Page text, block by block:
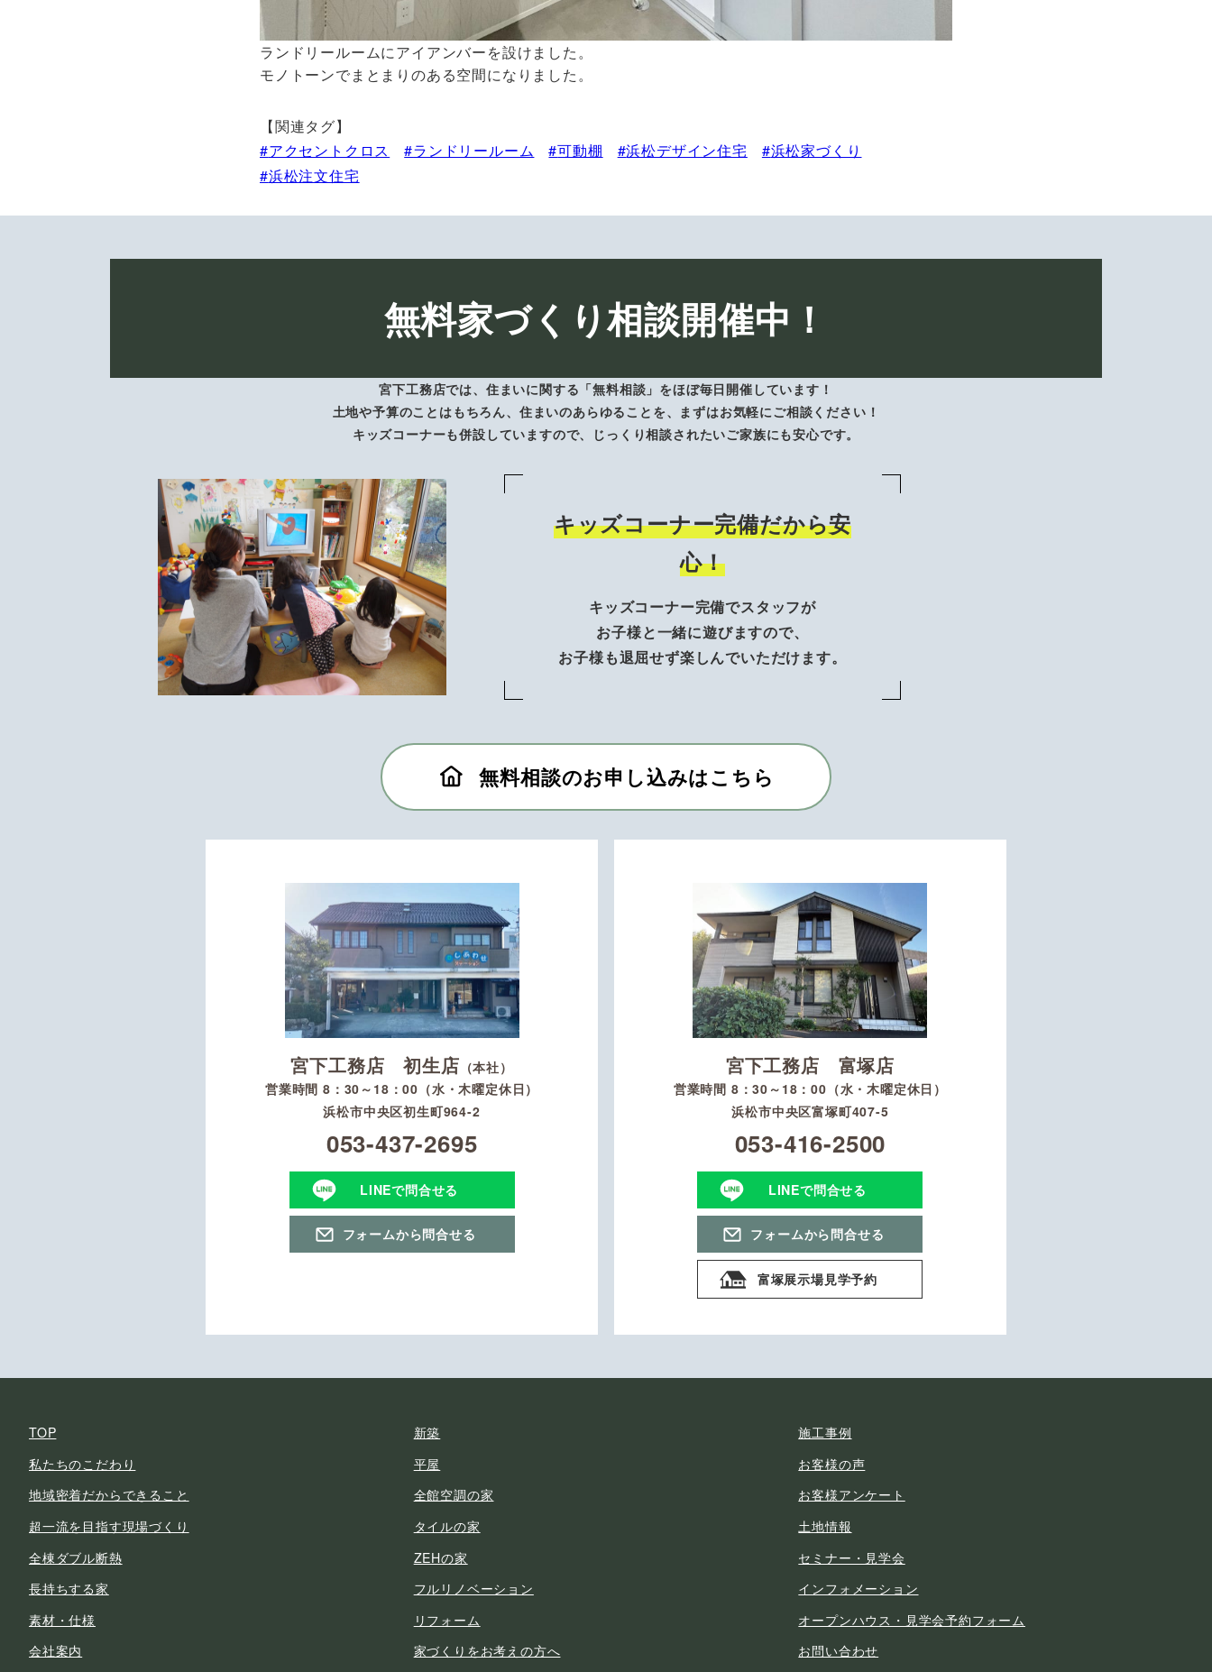
ランドリールームにアイアンバーを設けました。
モノトーンでまとまりのある空間になりました。
【関連タグ】
アクセントクロス
ランドリールーム 可動棚 浜松デザイン住宅
浜松家づくり
浜松注文住宅
無料家づくり相談開催中！
宮下工務店では、住まいに関する「無料相談」をほぼ毎日開催しています！
土地や予算のことはもちろん、住まいのあらゆることを、まずはお気軽にご相談ください！
キッズコーナーも併設していますので、じっくり相談されたいご家族にも安心です。
キッズコーナー完備だから安
心！
キッズコーナー完備でスタッフが
お子様と一緒に遊びますので、
お子様も退屈せず楽しんでいただけます。
無料相談のお申し込みはこちら
宮下工務店 初生店 （本社）
営業時間 8：30～18：00（水・木曜定休日）
浜松市中央区初生町964-2
053-437-2695
LINEで問合せる
フォームから問合せる
宮下工務店 富塚店
営業時間 8：30～18：00（水・木曜定休日）
浜松市中央区富塚町407-5
053-416-2500
LINEで問合せる
フォームから問合せる
富塚展示場見学予約
TOP
私たちのこだわり
地域密着だからできること
超一流を目指す現場づくり
全棟ダブル断熱
長持ちする家
素材・仕様
会社案内
新築
平屋
全館空調の家
タイルの家
ZEHの家
フルリノベーション
リフォーム
家づくりをお考えの方へ
施工事例
お客様の声
お客様アンケート
土地情報
セミナー・見学会
インフォメーション
オープンハウス・見学会予約フォーム
お問い合わせ